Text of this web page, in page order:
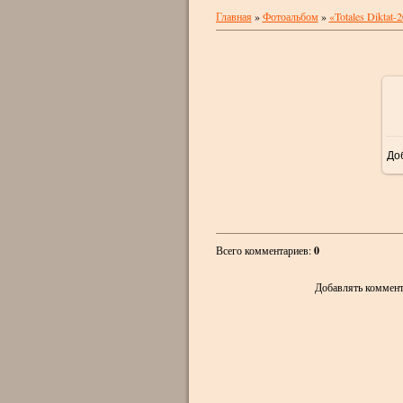
Главная »Фотоальбом» «Totales Diktat-
Всего комментариев:0
Добавлять